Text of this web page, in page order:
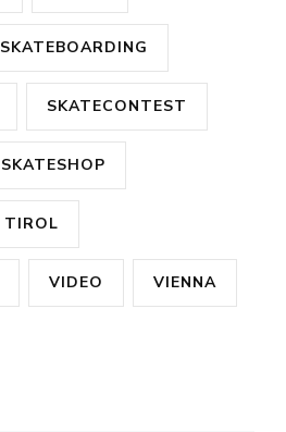
SKATEBOARDING
SKATECONTEST
SKATESHOP
TIROL
VIDEO VIENNA